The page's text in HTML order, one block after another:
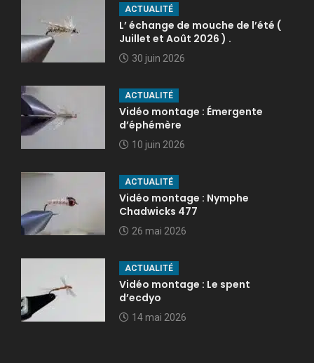
ACTUALITÉ
L’ échange de mouche de l’été (
Juillet et Août 2026 ) .
30 juin 2026
ACTUALITÉ
Vidéo montage : Émergente
d’éphémère
10 juin 2026
ACTUALITÉ
Vidéo montage : Nymphe
Chadwicks 477
26 mai 2026
ACTUALITÉ
Vidéo montage : Le spent
d’ecdyo
14 mai 2026